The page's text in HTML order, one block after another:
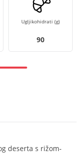
Ugljikohidrati (g)
90
deserta s rižom-